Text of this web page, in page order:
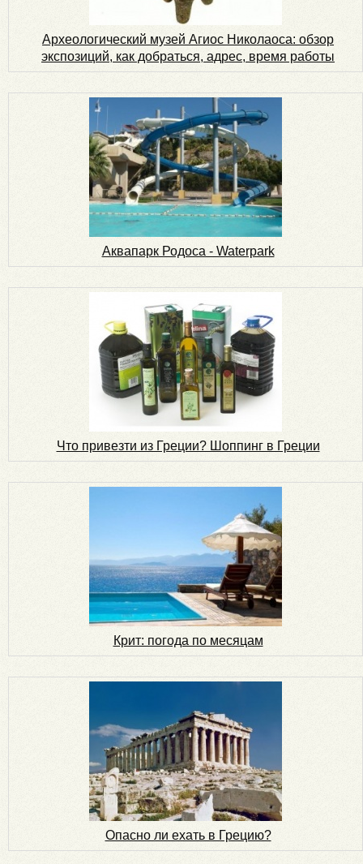
Археологический музей Агиос Николаоса: обзор
экспозиций, как добраться, адрес, время работы
Аквапарк Родоса - Waterpark
Что привезти из Греции? Шоппинг в Греции
Крит: погода по месяцам
Опасно ли ехать в Грецию?